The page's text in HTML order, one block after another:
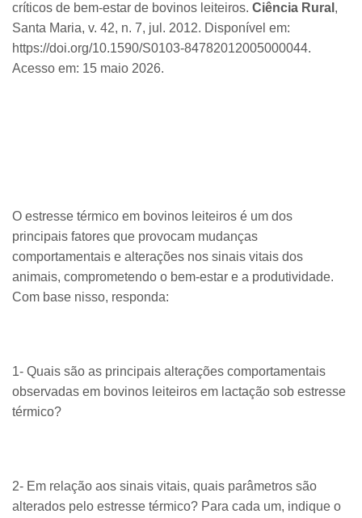
críticos de bem-estar de bovinos leiteiros. Ciência Rural ,
Santa Maria, v. 42, n. 7, jul. 2012. Disponível em:
https://doi.org/10.1590/S0103-84782012005000044.
Acesso em: 15 maio 2026.
O estresse térmico em bovinos leiteiros é um dos
principais fatores que provocam mudanças
comportamentais e alterações nos sinais vitais dos
animais, comprometendo o bem-estar e a produtividade.
Com base nisso, responda:
1- Quais são as principais alterações comportamentais
observadas em bovinos leiteiros em lactação sob estresse
térmico?
2- Em relação aos sinais vitais, quais parâmetros são
alterados pelo estresse térmico? Para cada um, indique o